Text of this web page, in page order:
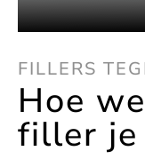
FILLERS
Hoe
filler je